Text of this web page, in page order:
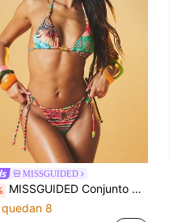
MISSGUIDED
MISSGUIDED Conjunto de bikini de mujer con parte superior de halter triangular y estampado floral y tropical, con Bottom con lazos laterales, traje de baño de verano para la playa
quedan 8